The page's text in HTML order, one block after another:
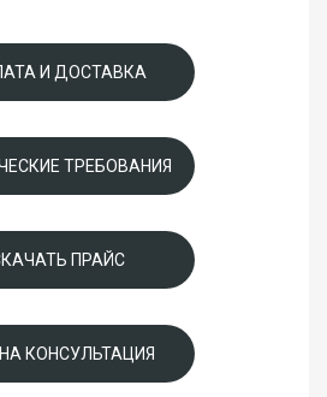
И ДОСТАВКА
ТРЕБОВАНИЯ
ПРАЙС
КОНСУЛЬТАЦИЯ